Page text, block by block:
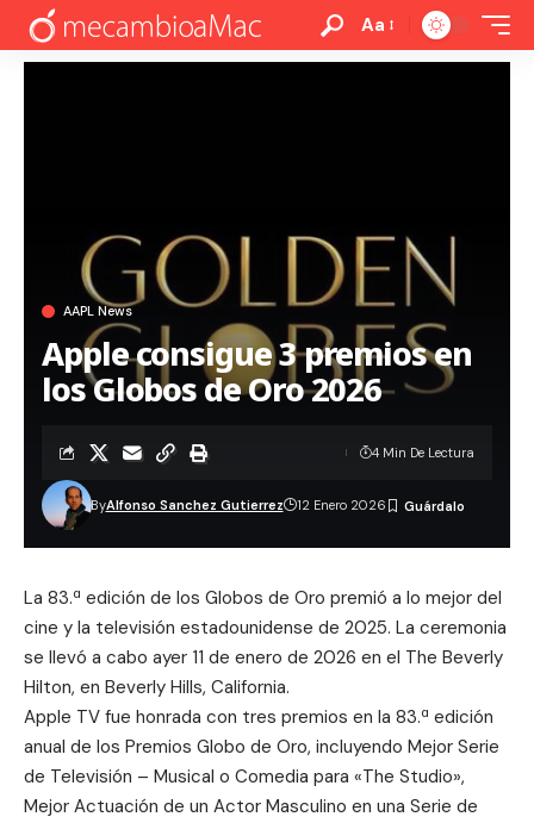
Aa
AAPL News
Apple consigue 3 premios en
los Globos de Oro 2026
ByAlfonso Sanchez Gutierrez 12 Enero 2026
4 Min De Lectura
La 83.ª edición de los Globos de Oro premió a lo mejor del
cine y la televisión estadounidense de 2025. La ceremonia
se llevó a cabo ayer 11 de enero de 2026 en el The Beverly
Hilton, en Beverly Hills, California.
Apple TV fue honrada con tres premios en la 83.ª edición
anual de los Premios Globo de Oro, incluyendo Mejor Serie
de Televisión – Musical o Comedia para «The Studio»,
Mejor Actuación de un Actor Masculino en una Serie de